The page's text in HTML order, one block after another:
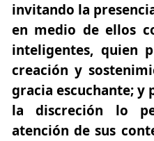
invitando la
en medio de ellos
inteligentes, quien
creación y
gracia escuchante; y
la discreción lo
atención de sus